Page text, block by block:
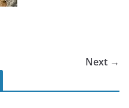
Next →